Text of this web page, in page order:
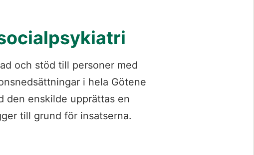
och stöd till personer med
i hela Götene
den enskilde upprättas en
till grund för insatserna.